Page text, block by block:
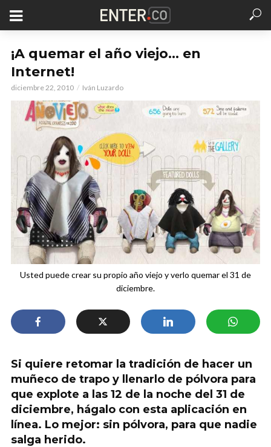
¡A quemar el año viejo… en
Internet!
diciembre 22, 2010 Iván Luzardo
Usted puede crear su propio año viejo y verlo quemar el 31 de
diciembre.
Si quiere retomar la tradición de hacer un
muñeco de trapo y llenarlo de pólvora para
que explote a las 12 de la noche del 31 de
diciembre, hágalo con esta aplicación en
línea. Lo mejor: sin pólvora, para que nadie
salga herido.